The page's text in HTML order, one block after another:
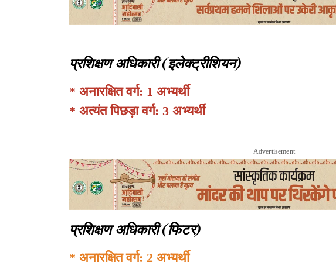
प्रशिक्षण अधिकारी (इलेक्ट्रीशियन)
* अनारक्षित वर्ग: 1 अभ्यर्थी
* अत्यंत पिछड़ा वर्ग: 3 अभ्यर्थी
Advertisement
प्रशिक्षण अधिकारी (फिटर)
* अनारक्षित वर्ग: 2 अभ्यर्थी